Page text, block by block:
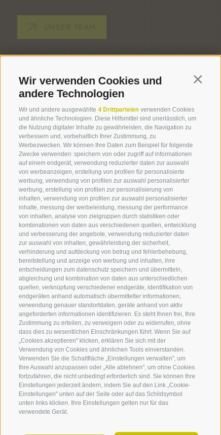
Wir verwenden Cookies und
andere Technologien
Wir und andere ausgewählte 4 Drittparteien verwenden Cookies
und ähnliche Technologien. Diese Hilfsmittel sind unerlässlich, um
die Nutzung digitaler Inhalte zu gewährleisten, die Navigation zu
verbessern und, vorbehaltlich Ihrer Zustimmung, zu
Werbezwecken. Wir können Ihre Daten zum Beispiel für folgende
Zwecke verwenden: speichern von oder zugriff auf informationen
auf einem endgerät, verwendung reduzierter daten zur auswahl
von werbeanzeigen, erstellung von profilen für personalisierte
werbung, verwendung von profilen zur auswahl personalisierter
werbung, erstellung von profilen zur personalisierung von
inhalten, verwendung von profilen zur auswahl personalisierter
inhalte, messung der werbeleistung, messung der performance
von inhalten, analyse von zielgruppen durch statistiken oder
kombinationen von daten aus verschiedenen quellen, entwicklung
und verbesserung der angebote, verwendung reduzierter daten
zur auswahl von inhalten, gewährleistung der sicherheit,
verhinderung und aufdeckung von betrug und fehlerbehebung,
bereitstellung und anzeige von werbung und inhalten, ihre
entscheidungen zum datenschutz speichern und übermitteln,
abgleichung und kombination von daten aus unterschiedlichen
quellen, verknüpfung verschiedener endgeräte, identifikation von
endgeräten anhand automatisch übermittelter informationen,
verwendung genauer standortdaten, geräte anhand von aktiv
angeforderten informationen identifizieren. Es steht Ihnen frei, Ihre
Zustimmung zu erteilen, zu verweigern oder zu widerrufen, ohne
dass dies zu wesentlichen Einschränkungen führt. Wenn Sie auf
„Cookies akzeptieren" klicken, erklären Sie sich mit der
Verwendung von Cookies und ähnlichen Tools einverstanden.
Verwenden Sie die Schaltfläche „Einstellungen verwalten", um
Ihre Auswahl anzupassen oder „Alle ablehnen", um ohne Cookies
fortzufahren, die nicht unbedingt erforderlich sind. Sie können Ihre
Einstellungen jederzeit ändern, indem Sie auf den Link „Cookie-
Einstellungen" unten auf der Seite oder auf das Schildsymbol
unten links klicken. Ihre Einstellungen gelten nur für das
verwendete Gerät.
360° VIEW
FOTO & VIDEO
EVENTS
UNSER TEAM
BARBIANER STRASSE 29 -
39040 BARBIAN
MONTAG - FREITAG: 09.00 - 12.00 UHR
IMPRESSUM COOKIE-RICHTLINIE
PRIVACY
COOKIE PRÄFERENZEN
MARKTPLATZ
SITEMAP
MITGLIEDERBEREICH
PARTNER
created with passion by
Unterkünfte
Unterkünfte Barbian
Hotels in Barbian
Ferienwohungen in Barbian
Pensionen in Barbian
Urlaub auf dem Baurnhof in
Barbian
Gasthöfe in Barbian
Highlights
Barbianer Wasserfälle
Dreikirchen
Kollmann
Barbianer Zwetschkenweg
Rittner Horn
Trostburg
Der schiefe Turm von
Barbian
Kirchen & Kapellen
Hängebrücke Barbian